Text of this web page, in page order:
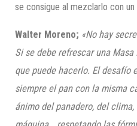
se consigue al mezclarlo con
Walter Moreno; «No hay
Si se debe refrescar una
que puede hacerlo. El desafío
siempre el pan con la misma
ánimo del panadero, del clima,